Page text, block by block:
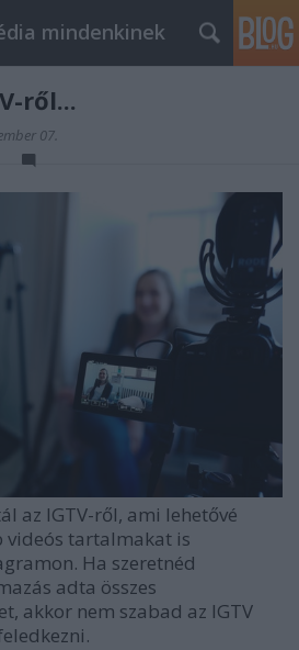
mindenkinek
ről...
07.
az IGTV-ről, ami lehetővé
videós tartalmakat is
Ha szeretnéd
adta összes
akkor nem szabad az IGTV